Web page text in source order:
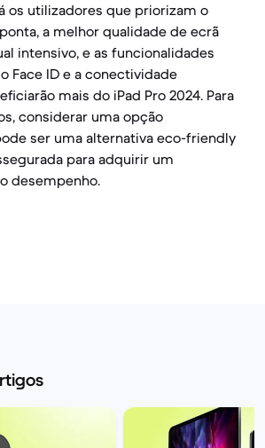
os utilizadores que priorizam o
a melhor qualidade de ecrã
intensivo, e as funcionalidades
Face ID e a conectividade
mais do iPad Pro 2024. Para
considerar uma opção
ser uma alternativa eco-friendly
para adquirir um
desempenho.